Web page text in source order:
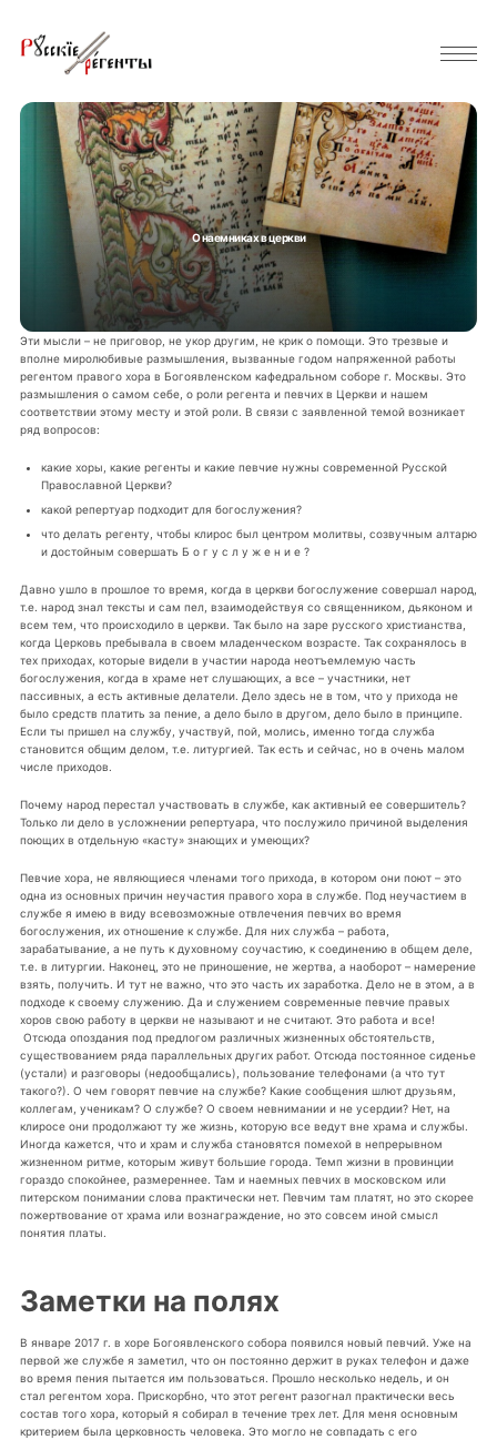
О наемниках в церкви
Эти мысли – не приговор, не укор другим, не крик о помощи. Это трезвые и
вполне миролюбивые размышления, вызванные годом напряженной работы
регентом правого хора в Богоявленском кафедральном соборе г. Москвы. Это
размышления о самом себе, о роли регента и певчих в Церкви и нашем
соответствии этому месту и этой роли. В связи с заявленной темой возникает
ряд вопросов:
какие хоры, какие регенты и какие певчие нужны современной Русской
Православной Церкви?
какой репертуар подходит для богослужения?
что делать регенту, чтобы клирос был центром молитвы, созвучным алтарю
и достойным совершать Б о г у с л у ж е н и е ?
Давно ушло в прошлое то время, когда в церкви богослужение совершал народ,
т.е. народ знал тексты и сам пел, взаимодействуя со священником, дьяконом и
всем тем, что происходило в церкви. Так было на заре русского христианства,
когда Церковь пребывала в своем младенческом возрасте. Так сохранялось в
тех приходах, которые видели в участии народа неотъемлемую часть
богослужения, когда в храме нет слушающих, а все – участники, нет
пассивных, а есть активные делатели. Дело здесь не в том, что у прихода не
было средств платить за пение, а дело было в другом, дело было в принципе.
Если ты пришел на службу, участвуй, пой, молись, именно тогда служба
становится общим делом, т.е. литургией. Так есть и сейчас, но в очень малом
числе приходов.
Почему народ перестал участвовать в службе, как активный ее совершитель?
Только ли дело в усложнении репертуара, что послужило причиной выделения
поющих в отдельную «касту» знающих и умеющих?
Певчие хора, не являющиеся членами того прихода, в котором они поют – это
одна из основных причин неучастия правого хора в службе. Под неучастием в
службе я имею в виду всевозможные отвлечения певчих во время
богослужения, их отношение к службе. Для них служба – работа,
зарабатывание, а не путь к духовному соучастию, к соединению в общем деле,
т.е. в литургии. Наконец, это не приношение, не жертва, а наоборот – намерение
взять, получить. И тут не важно, что это часть их заработка. Дело не в этом, а в
подходе к своему служению. Да и служением современные певчие правых
хоров свою работу в церкви не называют и не считают. Это работа и все!
Отсюда опоздания под предлогом различных жизненных обстоятельств,
существованием ряда параллельных других работ. Отсюда постоянное сиденье
(устали) и разговоры (недообщались), пользование телефонами (а что тут
такого?). О чем говорят певчие на службе? Какие сообщения шлют друзьям,
коллегам, ученикам? О службе? О своем невнимании и не усердии? Нет, на
клиросе они продолжают ту же жизнь, которую все ведут вне храма и службы.
Иногда кажется, что и храм и служба становятся помехой в непрерывном
жизненном ритме, которым живут большие города. Темп жизни в провинции
гораздо спокойнее, размереннее. Там и наемных певчих в московском или
питерском понимании слова практически нет. Певчим там платят, но это скорее
пожертвование от храма или вознаграждение, но это совсем иной смысл
понятия платы.
Заметки на полях
В январе 2017 г. в хоре Богоявленского собора появился новый певчий. Уже на
первой же службе я заметил, что он постоянно держит в руках телефон и даже
во время пения пытается им пользоваться. Прошло несколько недель, и он
стал регентом хора. Прискорбно, что этот регент разогнал практически весь
состав того хора, который я собирал в течение трех лет. Для меня основным
критерием была церковность человека. Это могло не совпадать с его